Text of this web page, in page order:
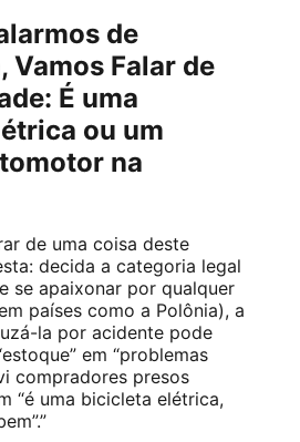
de
Vamos Falar de
É uma
ou um
na
de uma coisa deste
decida a categoria legal
se apaixonar por qualquer
países como a Polônia), a
la por acidente pode
em “problemas
compradores presos
“é uma bicicleta elétrica,